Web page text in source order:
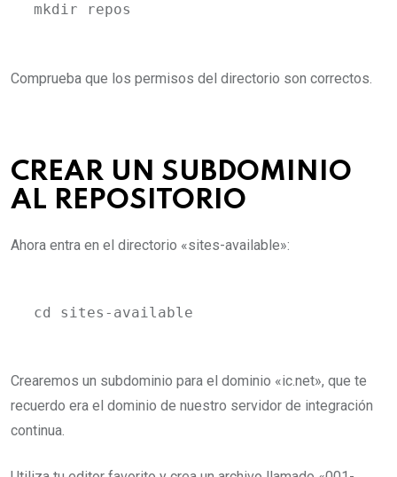
mkdir repos
Comprueba que los permisos del directorio son correctos.
CREAR UN SUBDOMINIO
AL REPOSITORIO
Ahora entra en el directorio «sites-available»:
cd sites-available
Crearemos un subdominio para el dominio «ic.net», que te
recuerdo era el dominio de nuestro servidor de integración
continua.